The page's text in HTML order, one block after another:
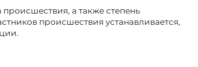
происшествия, а также степень
происшествия устанавливается,